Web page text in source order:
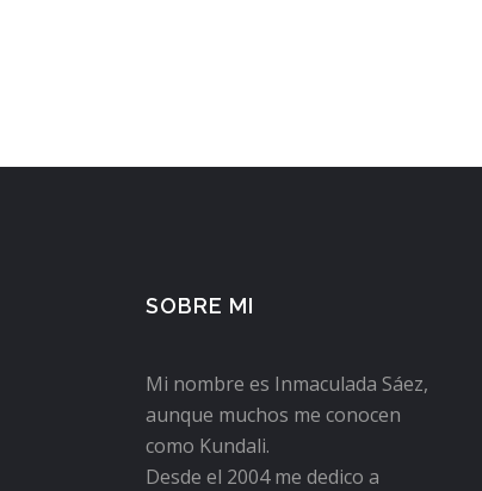
SOBRE MI
Mi nombre es Inmaculada Sáez,
aunque muchos me conocen
como Kundali.
Desde el 2004 me dedico a